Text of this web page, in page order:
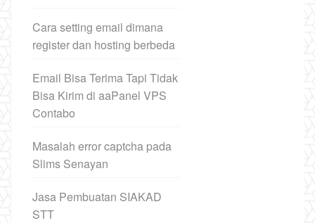
Cara setting email dimana
register dan hosting berbeda
Email Bisa Terima Tapi Tidak
Bisa Kirim di aaPanel VPS
Contabo
Masalah error captcha pada
Slims Senayan
Jasa Pembuatan SIAKAD
STT